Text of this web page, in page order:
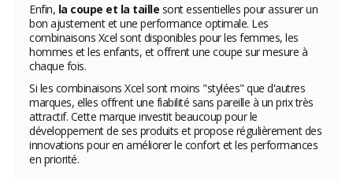
Enfin, la coupe et la taille sont essentielles pour assurer un
bon ajustement et une performance optimale. Les
combinaisons Xcel sont disponibles pour les femmes, les
hommes et les enfants, et offrent une coupe sur mesure à
chaque fois.
Si les combinaisons Xcel sont moins "stylées" que d'autres
marques, elles offrent une fiabilité sans pareille à un prix très
attractif. Cette marque investit beaucoup pour le
développement de ses produits et propose régulièrement des
innovations pour en améliorer le confort et les performances
en priorité.